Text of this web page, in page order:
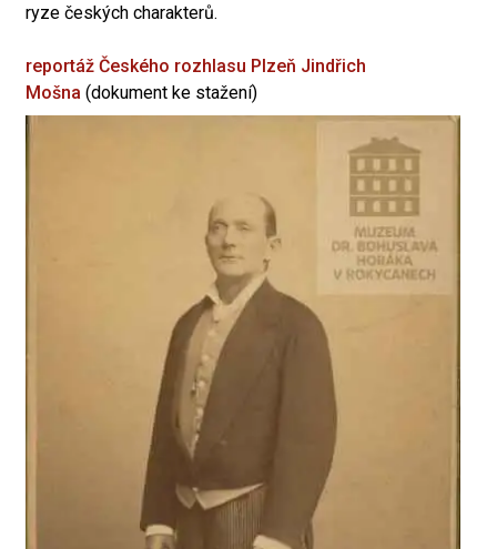
ryze českých charakterů.
reportáž Českého rozhlasu Plzeň Jindřich
Mošna (dokument ke stažení)